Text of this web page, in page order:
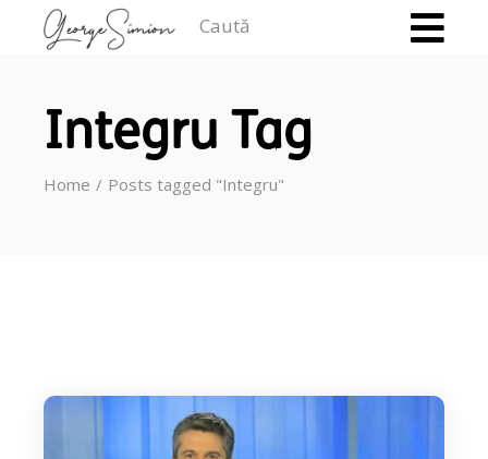
Integru Tag
Home Posts tagged "Integru"